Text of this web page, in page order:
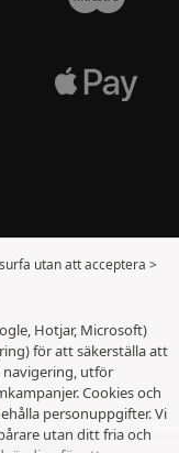
utan att acceptera >
Hotjar, Microsoft)
för att säkerställa att
utför
Cookies och
personuppgifter. Vi
utan ditt fria och